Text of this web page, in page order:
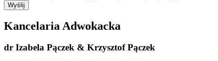
Wyślij
Kancelaria Adwokacka
dr Izabela Pączek & Krzysztof Pączek